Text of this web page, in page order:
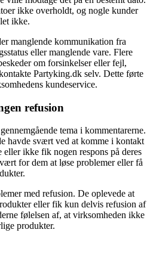
ikke overholdt, og nogle kunder
ikke.
manglende kommunikation fra
eller manglende vare. Flere
om forsinkelser eller fejl,
Partyking.dk selv. Dette førte
kundeservice.
refusion
tema i kommentarerne.
havde svært ved at komme i kontakt
ikke fik nogen respons på deres
for dem at løse problemer eller få
med refusion. De oplevede at
eller fik kun delvis refusion af
følelsen af, at virksomheden ikke
produkter.